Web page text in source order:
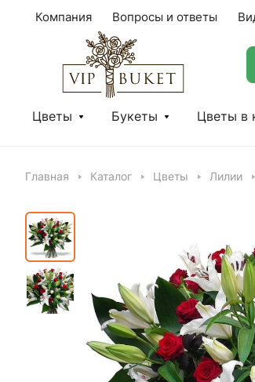
Компания Вопросы и ответы
Цветы Букеты Цветы в
Главная Каталог Цветы Лилии